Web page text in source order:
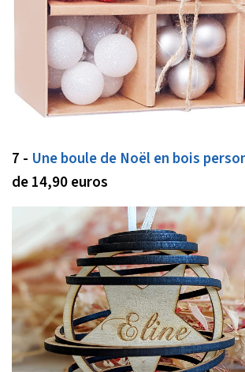
7 - Une boule de Noël en bois
de 14,90 euros